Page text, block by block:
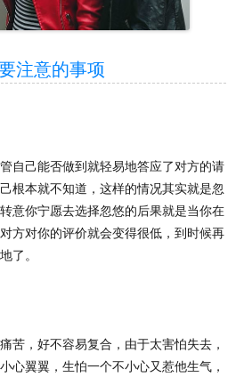
意的事项
己能否做到就轻易地答应了对方的请
根本就不知道，这样的情况其实就是忽
意你宁愿去选择忽悠的后果就是当你在
方对你的评价就会变得很低，到时候再
了。
，好不容易复合，由于太害怕失去，
心翼翼，生怕一个不小心又惹他生气，